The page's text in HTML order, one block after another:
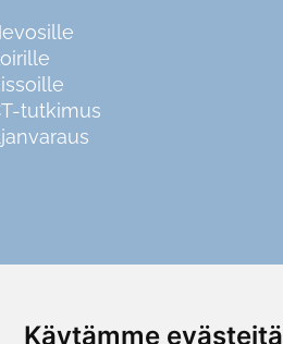
Käytämme evästeitä
tutkimus